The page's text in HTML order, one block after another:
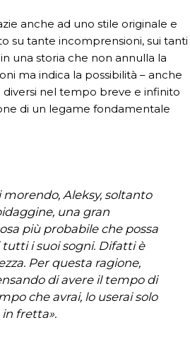
anche ad uno stile originale e
su tante incomprensioni, sui tanti
una storia che non annulla la
ma indica la possibilità – anche
diversi nel tempo breve e infinito
di un legame fondamentale
Aleksy, soltanto
una gran
più probabile che possa
i suoi sogni. Difatti è
Per questa ragione,
di avere il tempo di
che avrai, lo userai solo
fretta».